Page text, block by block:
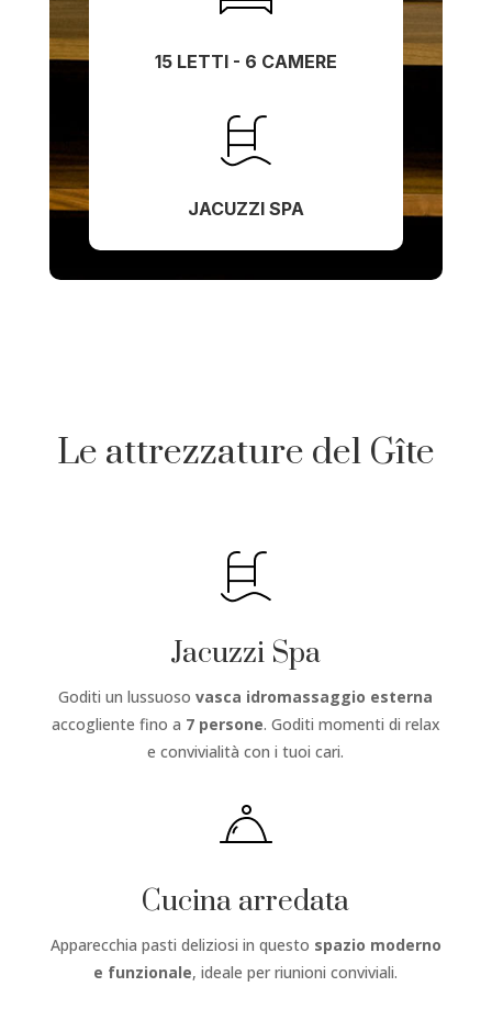
15 LETTI - 6 CAMERE
JACUZZI SPA
Le attrezzature del Gîte
Jacuzzi Spa
Goditi un lussuosovasca idromassaggio esterna
accogliente fino a 7 persone. Goditi momenti di relax
e convivialità con i tuoi cari.
Cucina arredata
Apparecchia pasti deliziosi in questo spazio moderno
e funzionale, ideale per riunioni conviviali.